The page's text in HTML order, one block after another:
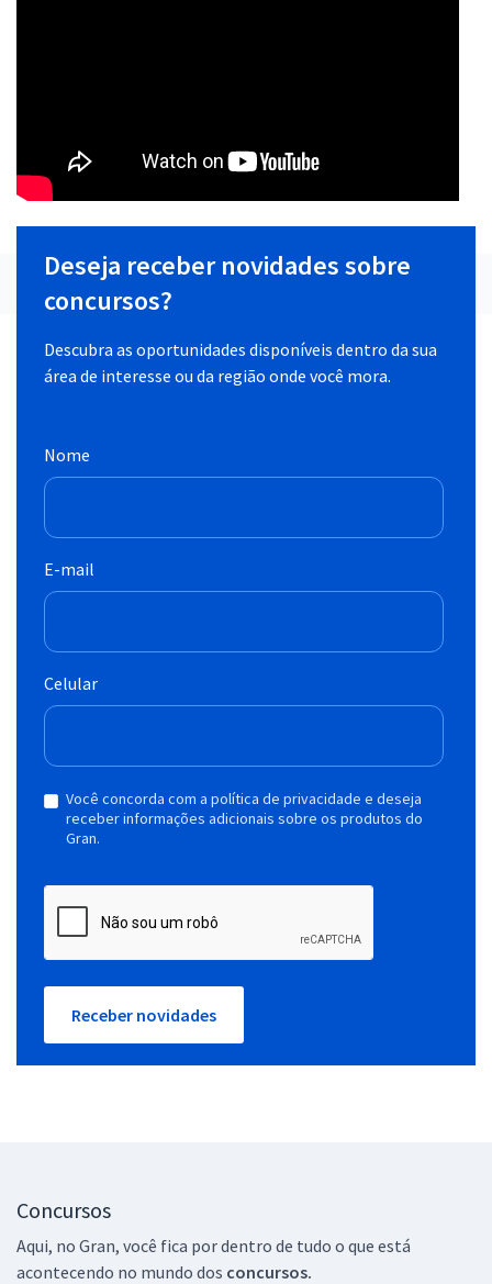
Deseja receber novidades sobre
concursos?
Descubra as oportunidades disponíveis dentro da sua
área de interesse ou da região onde você mora.
Nome
E-mail
Celular
Você concorda com a política de privacidade e deseja
receber informações adicionais sobre os produtos do
Gran.
Receber novidades
Concursos
Aqui, no Gran, você fica por dentro de tudo o que está
acontecendo no mundo dos concursos.